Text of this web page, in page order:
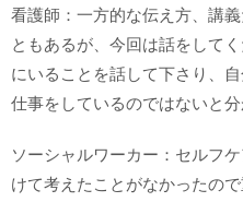
看護師：一方的な伝え方、講
ともあるが、今回は話をして
にいることを話して下さり、
仕事をしているのではないと分
ソーシャルワーカー：セルフ
けて考えたことがなかったの